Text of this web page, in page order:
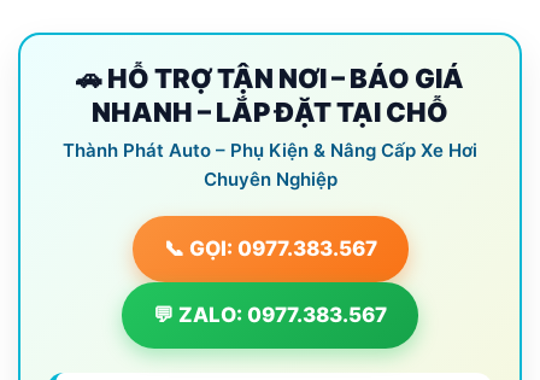
🚗 HỖ TRỢ TẬN NƠI – BÁO GIÁ
NHANH – LẮP ĐẶT TẠI CHỖ
Thành Phát Auto – Phụ Kiện & Nâng Cấp Xe Hơi
Chuyên Nghiệp
📞 GỌI: 0977.383.567
💬 ZALO: 0977.383.567